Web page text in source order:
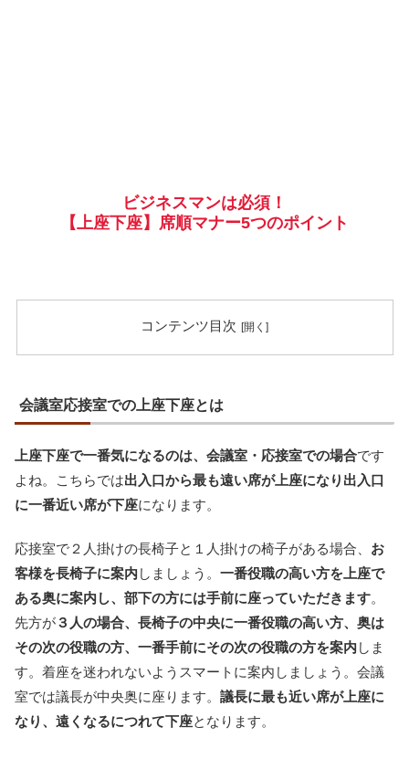
ビジネスマンは必須！
【上座下座】席順マナー5つのポイント
コンテンツ目次
会議室応接室での上座下座とは
上座下座で一番気になるのは、会議室・応接室での場合です
よね。こちらでは出入口から最も遠い席が上座になり出入口
に一番近い席が下座になります。
応接室で２人掛けの長椅子と１人掛けの椅子がある場合、 お
客様を長椅子に案内 しましょう。 一番役職の高い方を上座で
ある奥に案内し、部下の方には手前に座っていただきます。
先方が３人の場合、長椅子の中央に一番役職の高い方、奥は
その次の役職の方、一番手前にその次の役職の方を案内 しま
す。着座を迷われないようスマートに案内しましょう。会議
室では議長が中央奥に座ります。 議長に最も近い席が上座に
なり、遠くなるにつれて下座となります。